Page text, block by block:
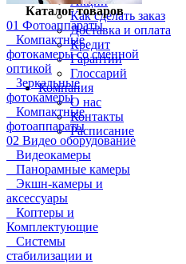
Как сделать заказ
Доставка и оплата
Кредит
Гарантии
Глоссарий
Компания
О нас
Контакты
Расписание
Каталог товаров
01 Фотоаппараты
Компактные
фотокамеры со сменной
оптикой
Зеркальные
фотокамеры
Компактные
фотоаппараты
02 Видео оборудование
Видеокамеры
Панорамные камеры
Экшн-камеры и
аксессуары
Коптеры и
Комплектующие
Системы
стабилизации и